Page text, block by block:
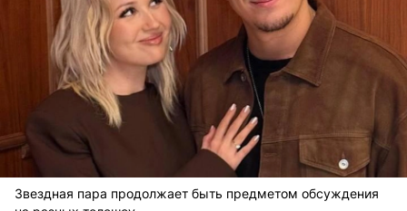
Звездная пара продолжает быть предметом обсуждения